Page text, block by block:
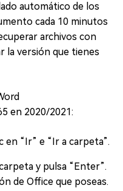
automático de los
cada 10 minutos
archivos con
la versión que tienes
en 2020/2021:
en “Ir” e “Ir a carpeta”.
y pulsa “Enter”.
de Office que poseas.